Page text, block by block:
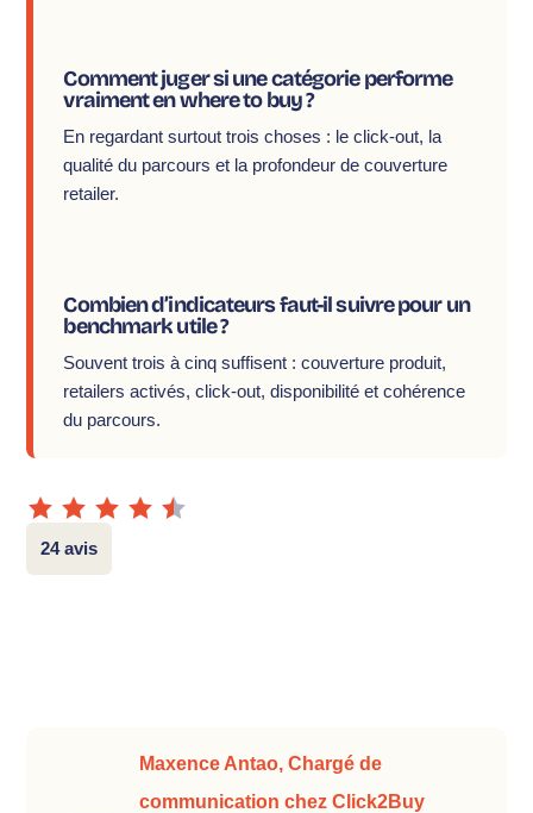
Comment juger si une catégorie performe
vraiment en where to buy ?
En regardant surtout trois choses : le click-out, la
qualité du parcours et la profondeur de couverture
retailer.
Combien d’indicateurs faut-il suivre pour un
benchmark utile ?
Souvent trois à cinq suffisent : couverture produit,
retailers activés, click-out, disponibilité et cohérence
du parcours.
24 avis
Maxence Antao, Chargé de
communication chez Click2Buy